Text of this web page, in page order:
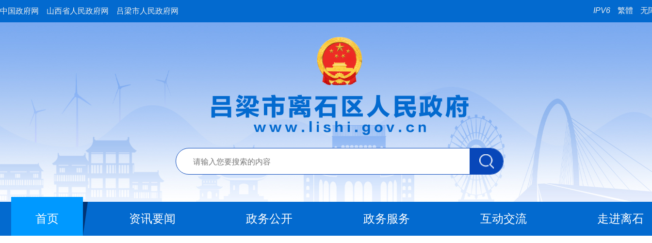
中国政府网 山西省人民政府网 吕梁市人民政府网 IPV6 繁體 无
首页 资讯要闻 政务公开 政务服务 互动交流 走进离石